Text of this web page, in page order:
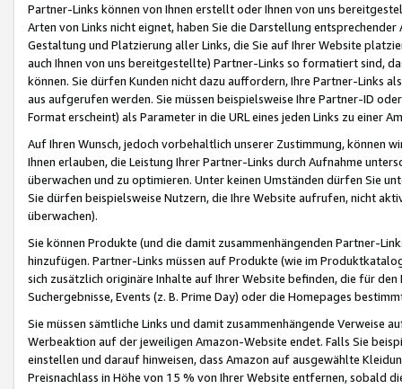
Partner-Links können von Ihnen erstellt oder Ihnen von uns
Arten von Links nicht eignet, haben Sie die Darstellung
Gestaltung und Platzierung aller Links, die Sie auf Ihrer Website
auch Ihnen von uns bereitgestellte) Partner-Links so formatiert sind,
können. Sie dürfen Kunden nicht dazu auffordern, Ihre Partner-Links
aus aufgerufen werden. Sie müssen beispielsweise Ihre Partner-ID
Format erscheint) als Parameter in die URL eines jeden Links zu einer
Auf Ihren Wunsch, jedoch vorbehaltlich unserer Zustimmung, können
Ihnen erlauben, die Leistung Ihrer Partner-Links durch Aufnahme
überwachen und zu optimieren. Unter keinen Umständen dürfen Sie
Sie dürfen beispielsweise Nutzern, die Ihre Website aufrufen, nicht
überwachen).
Sie können Produkte (und die damit zusammenhängenden Partner-
hinzufügen. Partner-Links müssen auf Produkte (wie im
sich zusätzlich originäre Inhalte auf Ihrer Website befinden, die für
Suchergebnisse, Events (z. B. Prime Day) oder die Homepages
Sie müssen sämtliche Links und damit zusammenhängende
Werbeaktion auf der jeweiligen Amazon-Website endet. Falls Sie
einstellen und darauf hinweisen, dass Amazon auf ausgewählte
Preisnachlass in Höhe von 15 % von Ihrer Website entfernen, sobald